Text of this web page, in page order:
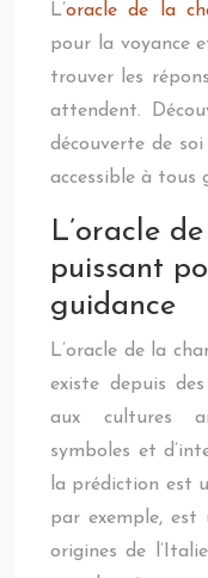
L’oracle de la
pour la voyance
trouver les
attendent.
découverte de
accessible à tous
L’oracle
puissant
guidance
L’oracle de la
existe depuis
aux cultures
symboles et
la prédiction est
par exemple,
origines de